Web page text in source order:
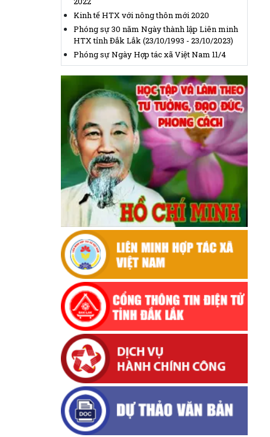
800 nông dân Đắk Nông được tập huấn sản
xuất hồ tiêu bền vững(21/08/2023, 15:47)
Kinh tế HTX với nông thôn mới 2020
Phóng sự 30 năm Ngày thành lập Liên minh
HTX tỉnh Đắk Lắk (23/10/1993 - 23/10/2023)
Phóng sự Ngày Hợp tác xã Việt Nam 11/4